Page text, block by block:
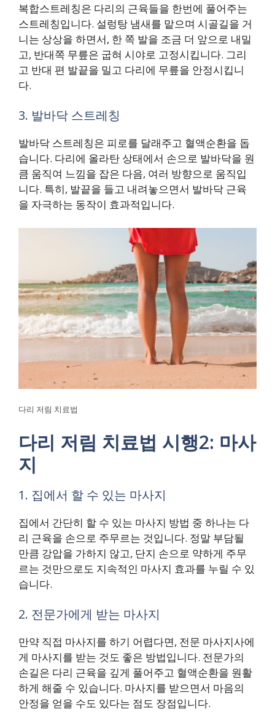
복합스트레칭은 다리의 근육들을 한번에 풀어주는
스트레칭입니다. 설렁탕 냄새를 맡으며 시골길을 거
니는 상상을 하면서, 한 쪽 발을 조금 더 앞으로 내밀
고, 반대쪽 무릎은 굽혀 시야로 고정시킵니다. 그리
고 반대 편 발끝을 밀고 다리에 무릎을 안정시킵니
다.
3. 발바닥 스트레칭
발바닥 스트레칭은 피로를 달래주고 혈액순환을 돕
습니다. 다리에 올라탄 상태에서 손으로 발바닥을 원
큼 움직여 느낌을 잡은 다음, 여러 방향으로 움직입
니다. 특히, 발끝을 들고 내려놓으면서 발바닥 근육
을 자극하는 동작이 효과적입니다.
다리 저림 치료법
다리 저림 치료법 시행2: 마사
지
1. 집에서 할 수 있는 마사지
집에서 간단히 할 수 있는 마사지 방법 중 하나는 다
리 근육을 손으로 주무르는 것입니다. 정말 부담될
만큼 강압을 가하지 않고, 단지 손으로 약하게 주무
르는 것만으로도 지속적인 마사지 효과를 누릴 수 있
습니다.
2. 전문가에게 받는 마사지
만약 직접 마사지를 하기 어렵다면, 전문 마사지사에
게 마사지를 받는 것도 좋은 방법입니다. 전문가의
손길은 다리 근육을 깊게 풀어주고 혈액순환을 원활
하게 해줄 수 있습니다. 마사지를 받으면서 마음의
안정을 얻을 수도 있다는 점도 장점입니다.